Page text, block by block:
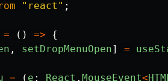
" react " ;
= () =>
{
, setDropMenuOpen] =
= ( e : React . MouseEvent<